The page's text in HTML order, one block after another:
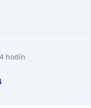
hodín